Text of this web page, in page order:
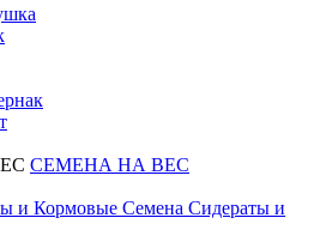
СЕМЕНА НА ВЕС
Семена Сидераты и